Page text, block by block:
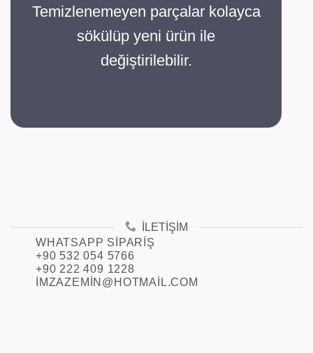
Temizlenemeyen parçalar kolayca
sökülüp yeni ürün ile
değiştirilebilir.
İLETIŞIM
WHATSAPP SIPARIŞ
+90 532 054 5766
+90 222 409 1228
IMZAZEMIN@HOTMAIL.COM